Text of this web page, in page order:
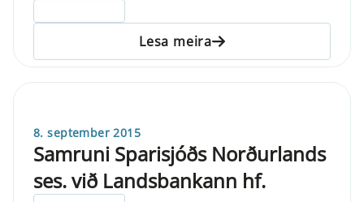
Lesa meira
8. september 2015
Samruni Sparisjóðs Norðurlands
ses. við Landsbankann hf.